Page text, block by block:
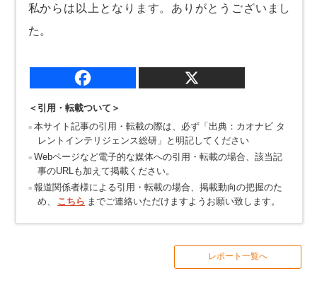
私からは以上となります。ありがとうございまし
た。
＜引用・転載ついて＞
本サイト記事の引用・転載の際は、必ず「出典：カオナビ タ
レントインテリジェンス総研」と明記してください
Webページなど電子的な媒体への引用・転載の場合、該当記
事のURLも加えて掲載ください。
報道関係者様による引用・転載の場合、掲載動向の把握のた
め、
こちら までご連絡いただけますようお願い致します。
レポート一覧へ